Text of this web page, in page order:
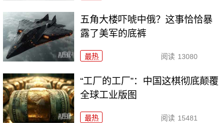
五角大楼吓唬中俄？这事恰恰暴
露了美军的底裤
最热 阅读 13080
“工厂的工厂”：中国这棋彻底颠覆
全球工业版图
最热 阅读 15481